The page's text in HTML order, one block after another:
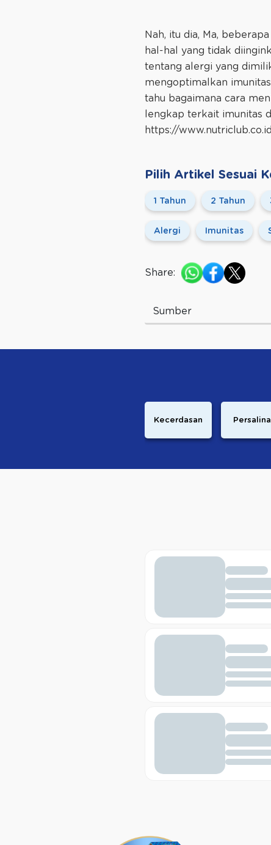
Nah, itu dia, Ma,
hal-hal yang tidak
tentang alergi yang
mengoptimalkan
tahu bagaimana cara
lengkap terkait imunitas
https://
Pilih Artikel Sesuai
1 Tahun 2 Tahun
Alergi Imunitas
Share:
Sumber
Kecerdasan